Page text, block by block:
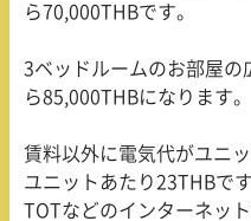
ら70,000THBです。
3ベッドルームのお部屋の
ら85,000THBになります。
賃料以外に電気代がユニ
ユニットあたり23THBで
TOTなどのインターネッ